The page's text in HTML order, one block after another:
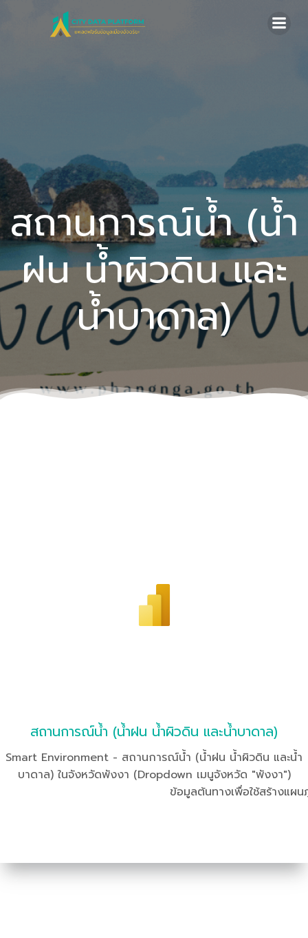
สถานการณ์น้ำ (น้ำ
ฝน น้ำผิวดิน และ
น้ำบาดาล)
สถานการณ์น้ำ (น้ำฝน น้ำผิวดิน และน้ำบาดาล)
Smart Environment - สถานการณ์น้ำ (น้ำฝน น้ำผิวดิน และน้ำ
บาดาล) ในจังหวัดพังงา (Dropdown เมนูจังหวัด "พังงา")
ข้อมูลต้นทางเพื่อใช้สร้างแผ